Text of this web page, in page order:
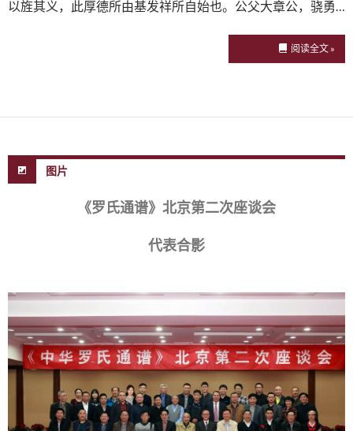
以旌其义，此厚德所由基发祥所自始也。公父大章公，骁勇…
阅读全文 »
图片
《罗氏通谱》北京第二次座谈会
代表合影